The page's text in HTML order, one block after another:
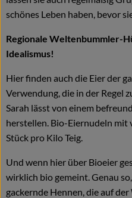
schönes Leben haben, bevor
Regionale Weltenbummler-
Idealismus!
Hier finden auch die Eier der
Verwendung, die in der Regel
Sarah lässt von einem
herstellen. Bio-Eiernudeln mit
Stück pro Kilo Teig.
Und wenn hier über Bioeier
wirklich bio gemeint. Genau
gackernde Hennen, die auf